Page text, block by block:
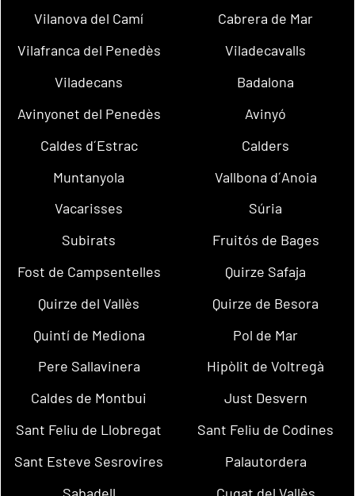
Vilanova del Camí
Cabrera de Mar
Vilafranca del Penedès
Viladecavalls
Viladecans
Badalona
Avinyonet del Penedès
Avinyó
Caldes d´Estrac
Calders
Muntanyola
Vallbona d´Anoia
Vacarisses
Súria
Subirats
Fruitós de Bages
Fost de Campsentelles
Quirze Safaja
Quirze del Vallès
Quirze de Besora
Quintí de Mediona
Pol de Mar
Pere Sallavinera
Hipòlit de Voltregà
Caldes de Montbui
Just Desvern
Sant Feliu de Llobregat
Sant Feliu de Codines
Sant Esteve Sesrovires
Palautordera